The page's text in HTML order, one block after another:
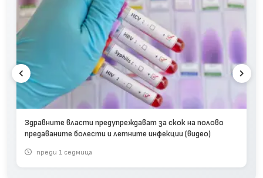
Здравните власти предупреждават за скок на полово
предаваните болести и летните инфекции (видео)
преди 1 седмица